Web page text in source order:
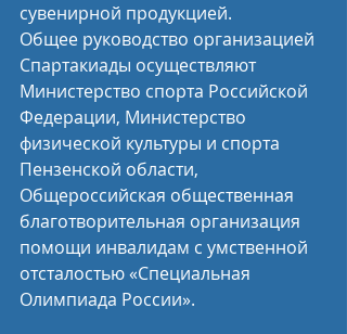
сувенирной продукцией.
Общее руководство организацией
Спартакиады осуществляют
Министерство спорта Российской
Федерации, Министерство
физической культуры и спорта
Пензенской области,
Общероссийская общественная
благотворительная организация
помощи инвалидам с умственной
отсталостью «Специальная
Олимпиада России».